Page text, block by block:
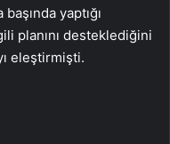
yaptığı
planını desteklediğini
eleştirmişti.